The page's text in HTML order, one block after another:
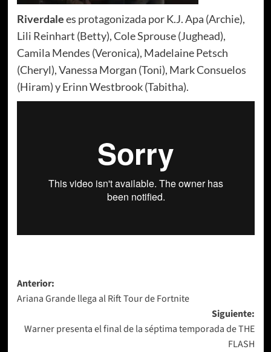
Riverdalees protagonizada por K.J. Apa (Archie),
Lili Reinhart (Betty), Cole Sprouse (Jughead),
Camila Mendes (Veronica), Madelaine Petsch
(Cheryl), Vanessa Morgan (Toni), Mark Consuelos
(Hiram) y Erinn Westbrook (Tabitha).
Navegación
de
entradas
Anterior:
Ariana Grande llega al Rift Tour de Fortnite
Siguiente:
Warner presenta el final de la séptima temporada de THE
FLASH